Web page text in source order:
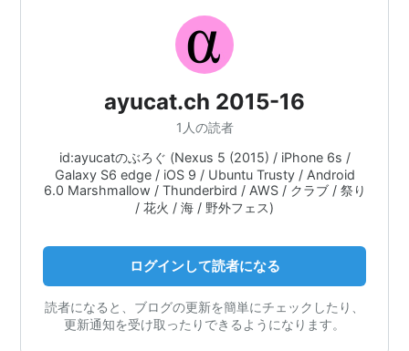
ayucat.ch 2015-16
1人の読者
id:ayucatのぶろぐ (Nexus 5 (2015) / iPhone 6s /
Galaxy S6 edge / iOS 9 / Ubuntu Trusty / Android
6.0 Marshmallow / Thunderbird / AWS / クラブ / 祭り
/ 花火 / 海 / 野外フェス)
ログインして読者になる
読者になると、ブログの更新を簡単にチェックしたり、
更新通知を受け取ったりできるようになります。